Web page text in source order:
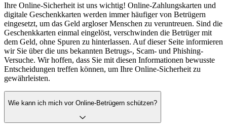
Ihre Online-Sicherheit ist uns wichtig! Online-Zahlungskarten und
digitale Geschenkkarten werden immer häufiger von Betrügern
eingesetzt, um das Geld argloser Menschen zu veruntreuen. Sind die
Geschenkkarten einmal eingelöst, verschwinden die Betrüger mit
dem Geld, ohne Spuren zu hinterlassen. Auf dieser Seite informieren
wir Sie über die uns bekannten Betrugs-, Scam- und Phishing-
Versuche. Wir hoffen, dass Sie mit diesen Informationen bewusste
Entscheidungen treffen können, um Ihre Online-Sicherheit zu
gewährleisten.
Wie kann ich mich vor Online-Betrügern schützen?